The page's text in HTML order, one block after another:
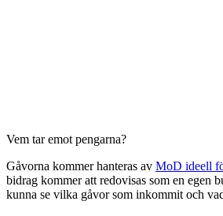
Vem tar emot pengarna?
Gåvorna kommer hanteras av MoD ideell
bidrag kommer att redovisas som en egen
kunna se vilka gåvor som inkommit och